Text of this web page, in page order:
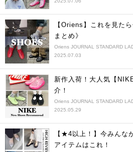
【Oriens】これを見た
まとめ》
Oriens JOURNAL STANDARD
2025.07.03
新作入荷！大人気【
介！
Oriens JOURNAL STANDARD
2025.05.29
【★4以上！】今みんな
アイテムはこれ！